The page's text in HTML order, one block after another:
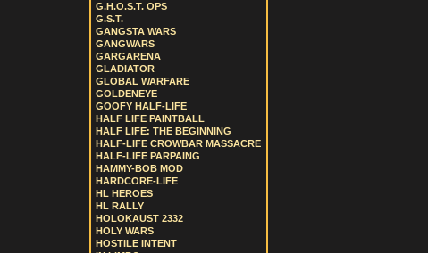
G.H.O.S.T. OPS
G.S.T.
GANGSTA WARS
GANGWARS
GARGARENA
GLADIATOR
GLOBAL WARFARE
GOLDENEYE
GOOFY HALF-LIFE
HALF LIFE PAINTBALL
HALF LIFE: THE BEGINNING
HALF-LIFE CROWBAR MASSACRE
HALF-LIFE PARPAING
HAMMY-BOB MOD
HARDCORE-LIFE
HL HEROES
HL RALLY
HOLOKAUST 2332
HOLY WARS
HOSTILE INTENT